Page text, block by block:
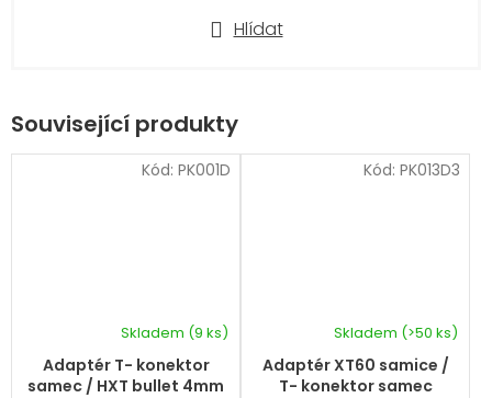
Hlídat
Související produkty
Adaptér T- konektor
samec / HXT bullet 4mm
Skladem (9 ks)
Kód: PK001D
Adaptér XT60 samice /
T- konektor samec
Skladem (>50 ks)
Kód: PK013D3